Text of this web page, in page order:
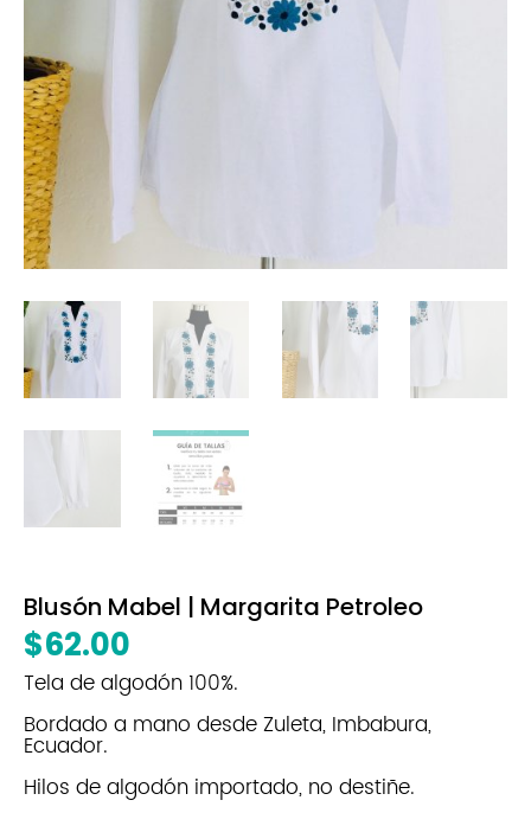
Blusón Mabel | Margarita Petroleo
$62.00
Tela de algodón 100%.
Bordado a mano desde Zuleta, Imbabura,
Ecuador.
Hilos de algodón importado, no destiñe.